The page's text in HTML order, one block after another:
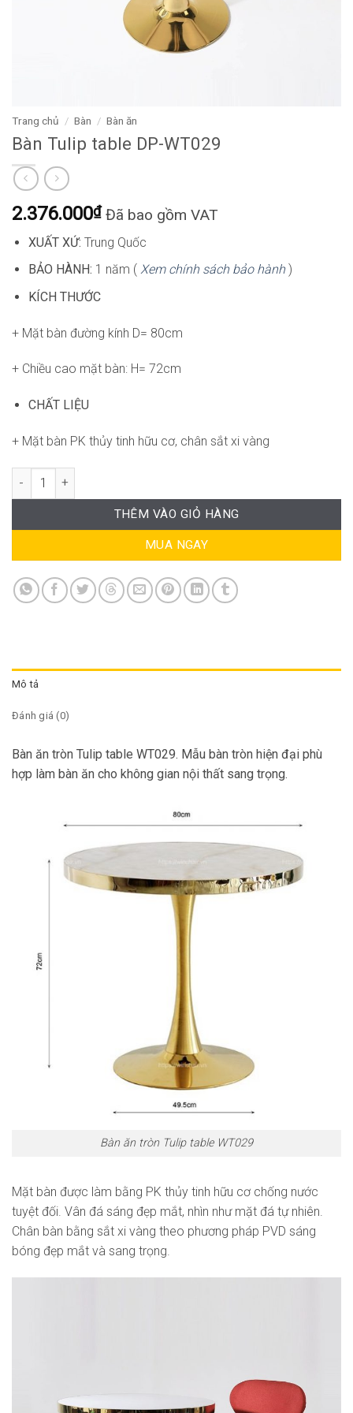
Trang chủ / Bàn / Bàn ăn
Bàn Tulip table DP-WT029
2.376.000₫ Đã bao gồm VAT
XUẤT XỨ: Trung Quốc
BẢO HÀNH: 1 năm ( Xem chính sách bảo hành)
KÍCH THƯỚC
+ Mặt bàn đường kính D= 80cm
+ Chiều cao mặt bàn: H= 72cm
CHẤT LIỆU
+ Mặt bàn PK thủy tinh hữu cơ, chân sắt xi vàng
Bàn Tulip table DP-WT029 số lượng
THÊM VÀO GIỎ HÀNG
MUA NGAY
Mô tả
Đánh giá (0)
Bàn ăn tròn Tulip table WT029. Mẫu bàn tròn hiện đại phù
hợp làm bàn ăn cho không gian nội thất sang trọng.
Bàn ăn tròn Tulip table WT029
Mặt bàn được làm bằng PK thủy tinh hữu cơ chống nước
tuyệt đối. Vân đá sáng đẹp mắt, nhìn như mặt đá tự nhiên.
Chân bàn bằng sắt xi vàng theo phương pháp PVD sáng
bóng đẹp mắt và sang trọng.